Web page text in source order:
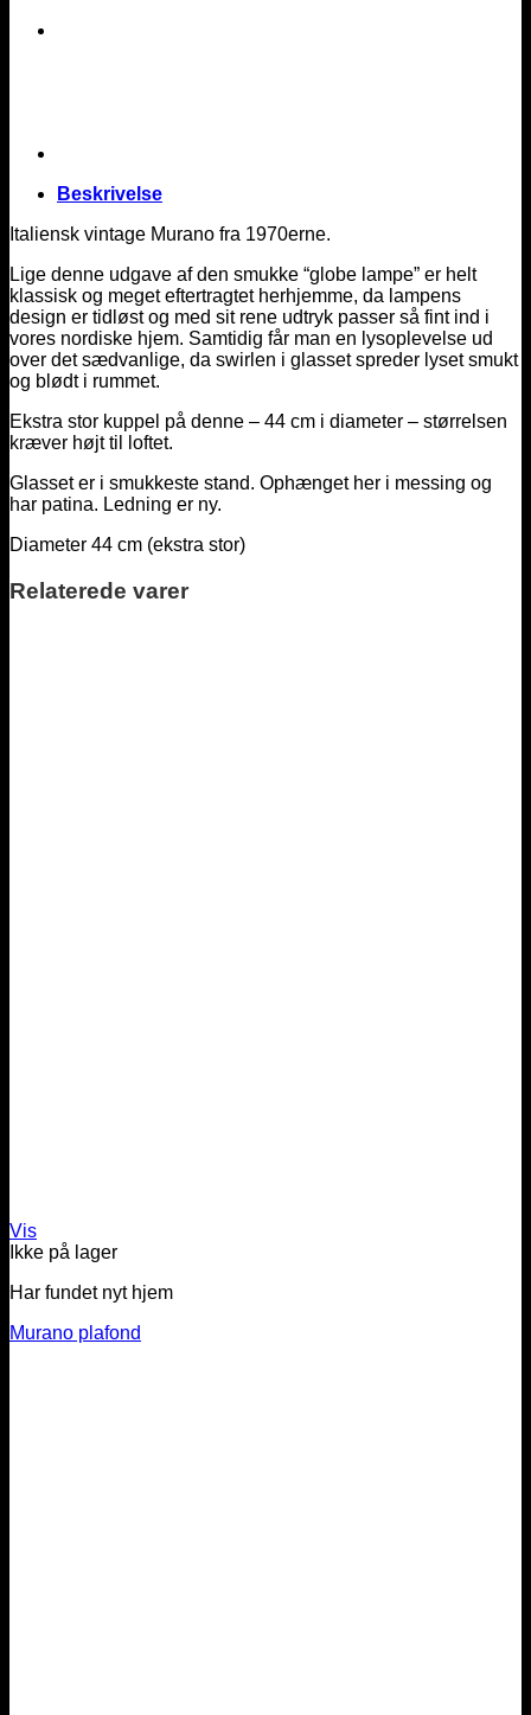
Beskrivelse
Italiensk vintage Murano fra 1970erne.
Lige denne udgave af den smukke “globe lampe” er helt
klassisk og meget eftertragtet herhjemme, da lampens
design er tidløst og med sit rene udtryk passer så fint ind i
vores nordiske hjem. Samtidig får man en lysoplevelse ud
over det sædvanlige, da swirlen i glasset spreder lyset smukt
og blødt i rummet.
Ekstra stor kuppel på denne – 44 cm i diameter – størrelsen
kræver højt til loftet.
Glasset er i smukkeste stand. Ophænget her i messing og
har patina. Ledning er ny.
Diameter 44 cm (ekstra stor)
Relaterede varer
Vis
Ikke på lager
Har fundet nyt hjem
Murano plafond